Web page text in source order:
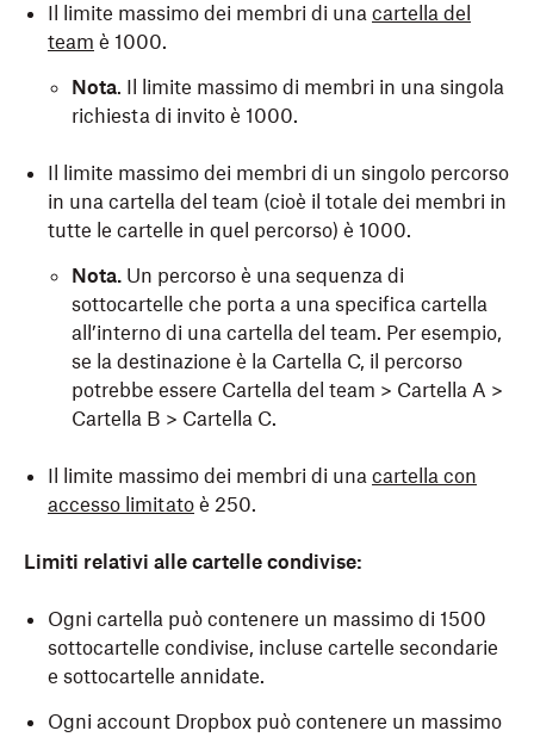
Il limite massimo dei membri di una cartella del
team è 1000.
Nota. Il limite massimo di membri in una singola
richiesta di invito è 1000.
Il limite massimo dei membri di un singolo percorso
in una cartella del team (cioè il totale dei membri in
tutte le cartelle in quel percorso) è 1000.
Nota. Un percorso è una sequenza di
sottocartelle che porta a una specifica cartella
all’interno di una cartella del team. Per esempio,
se la destinazione è la Cartella C, il percorso
potrebbe essere Cartella del team > Cartella A >
Cartella B > Cartella C.
Il limite massimo dei membri di una cartella con
accesso limitato è 250.
Limiti relativi alle cartelle condivise:
Ogni cartella può contenere un massimo di 1500
sottocartelle condivise, incluse cartelle secondarie
e sottocartelle annidate.
Ogni account Dropbox può contenere un massimo